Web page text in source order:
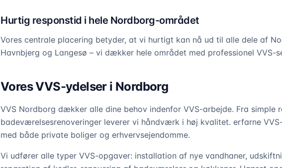
Hurtig responstid i hele Nordborg-området
Vores centrale placering betyder, at vi hurtigt kan nå ud til alle dele af
Havnbjerg og Langesø – vi dækker hele området med professionel VVS-
Vores VVS-ydelser i Nordborg
VVS Nordborg dækker alle dine behov indenfor VVS-arbejde. Fra simple
badeværelsesrenoveringer leverer vi håndværk i høj kvalitet. erfarne
med både private boliger og erhvervsejendomme.
Vi udfører alle typer VVS-opgaver: installation af nye vandhaner,